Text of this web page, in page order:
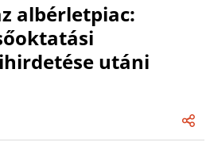
albérletpiac:
utáni